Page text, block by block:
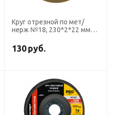
Круг отрезной по мет/
нерж №18, 230*2*22 мм
тип 41
130 руб.